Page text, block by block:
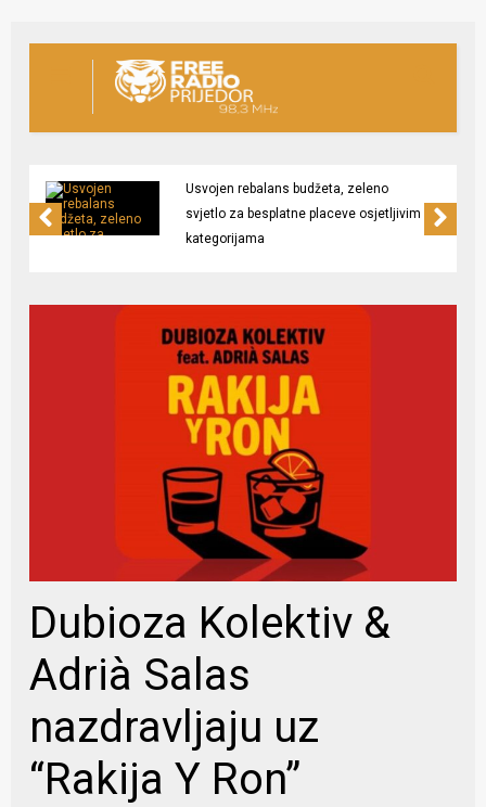
Usvojen rebalans budžeta, zeleno
svjetlo za besplatne placeve osjetljivim
kategorijama
Dubioza Kolektiv &
Adrià Salas
nazdravljaju uz
“Rakija Y Ron”